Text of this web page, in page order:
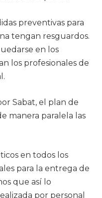
preventivas para
tengan resguardos.
en los
los profesionales de
Sabat, el plan de
manera paralela las
en todos los
para la entrega de
que así lo
por personal